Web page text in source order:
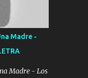
color Verde y
a la ciudad
De
verde
Pura GENTE
Madre -
Madre - Los